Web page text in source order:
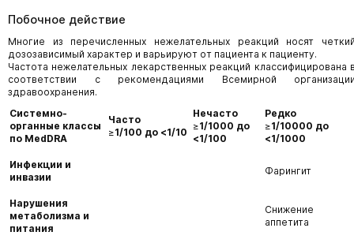
Побочное действие
Многие из перечисленных нежелательных реакций носят
дозозависимый характер и варьируют от пациента к пациенту.
Частота нежелательных лекарственных реакций классифицирована
соответствии с рекомендациями Всемирной
здравоохранения.
Системно-
органные классы
по MedDRA
Часто
≥1/100 до <1/10
Нечасто
≥1/1000 до
<1/100
Редко
≥1/10000 до
<1/1000
Инфекции и
инвазии
Фарингит
Нарушения
метаболизма и
питания
Снижение
аппетита